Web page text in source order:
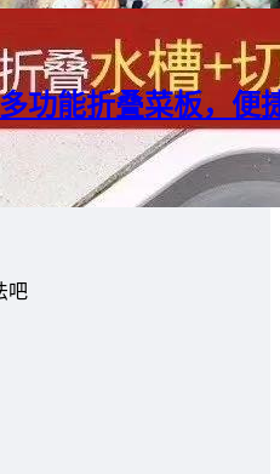
功能折叠菜板，便
吧